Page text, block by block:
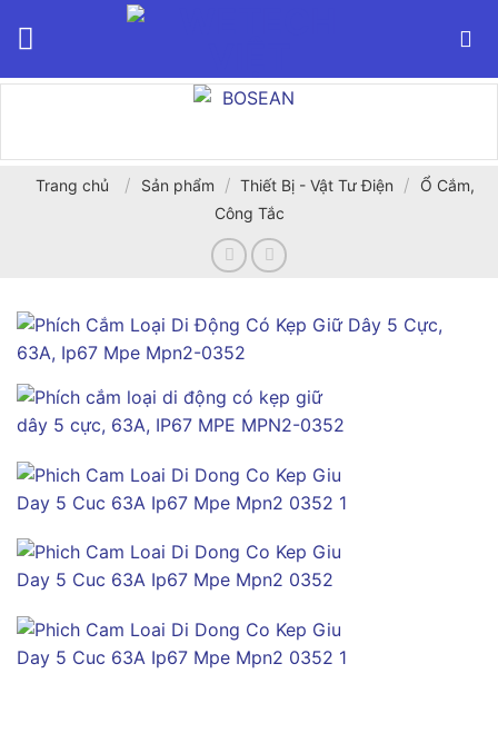
Trang chủ / Sản phẩm / Thiết Bị - Vật Tư Điện /
Ổ Cắm,
Công Tắc